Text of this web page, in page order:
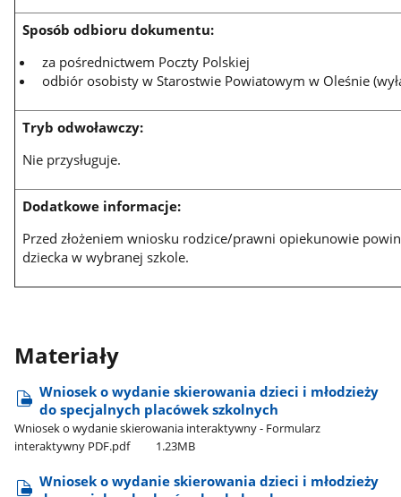
Sposób odbioru dokumentu:
za pośrednictwem Poczty Polskiej
odbiór osobisty w Starostwie Powiatowym w Oleśnie
Tryb odwoławczy:
Nie przysługuje.
Dodatkowe informacje:
Przed złożeniem wniosku rodzice/prawni opiekunowie
dziecka w wybranej szkole.
Materiały
Wniosek o wydanie skierowania dzieci i młodzieży
do specjalnych placówek szkolnych
Wniosek o wydanie skierowania interaktywny - Formularz
interaktywny PDF.pdf
1.23MB
Wniosek o wydanie skierowania dzieci i młodzieży